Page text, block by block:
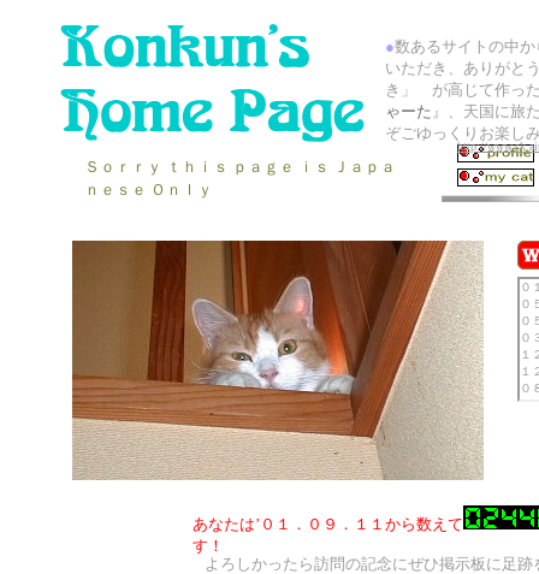
よろしかったら訪問の記念にぜひ掲示板に足跡
あなたは’０１．０９．１１から数えて
す！
Ｓｏｒｒｙ ｔｈｉｓ ｐａｇｅ ｉｓ Ｊａｐａ
ｎｅｓｅ Ｏｎｌｙ
●数あるサイトの中
いただき、ありがと
き」 が高じて作っ
ゃーた 』、天国に旅
ぞごゆっくりお楽し
http://